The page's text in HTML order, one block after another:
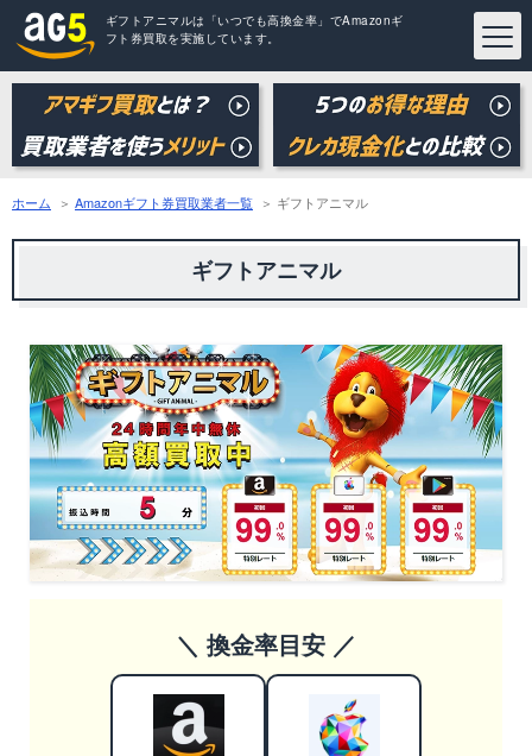
ギフトアニマルは「いつでも高換金率」でAmazonギ
フト券買取を実施しています。
ホーム Amazonギフト券買取業者一覧 ギフトアニマル
ギフトアニマル
＼ 換金率目安 ／